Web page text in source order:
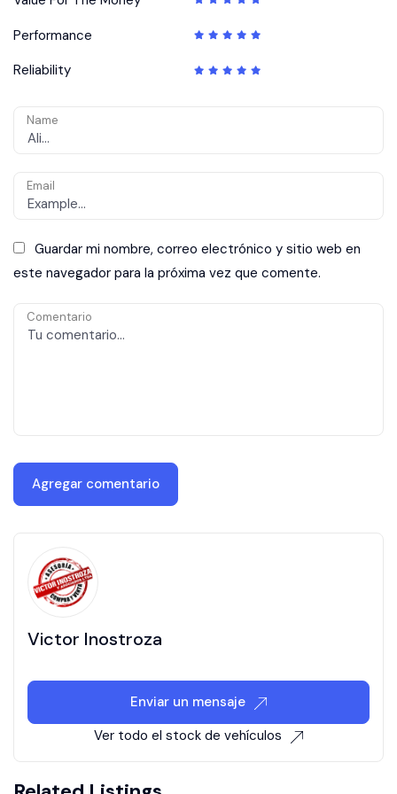
Performance
Reliability
Name
Email
Guardar mi nombre, correo electrónico y sitio web en
este navegador para la próxima vez que comente.
Comentario
Victor Inostroza
Enviar un mensaje
Ver todo el stock de vehículos